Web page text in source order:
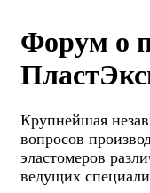
Форум о
Крупнейшая
вопросов
эластомеров
ведущих